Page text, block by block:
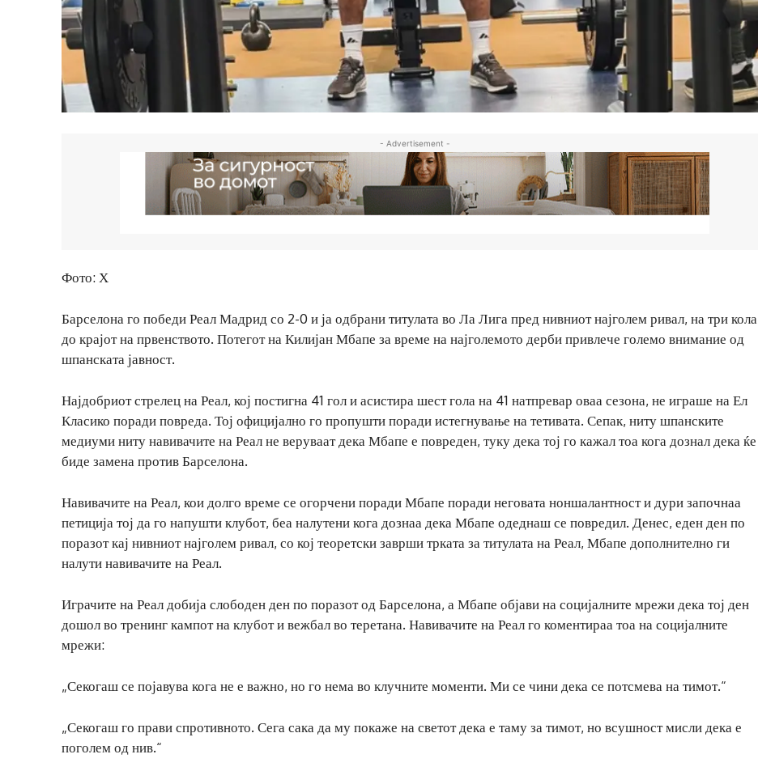
- Advertisement -
Фото: Х
Барселона го победи Реал Мадрид со 2-0 и ја одбрани титулата во Ла Лига пред нивниот најголем ривал, на три кола
до крајот на првенството. Потегот на Килијан Мбапе за време на најголемото дерби привлече големо внимание од
шпанската јавност.
Најдобриот стрелец на Реал, кој постигна 41 гол и асистира шест гола на 41 натпревар оваа сезона, не играше на Ел
Класико поради повреда. Тој официјално го пропушти поради истегнување на тетивата. Сепак, ниту шпанските
медиуми ниту навивачите на Реал не веруваат дека Мбапе е повреден, туку дека тој го кажал тоа кога дознал дека ќе
биде замена против Барселона.
Навивачите на Реал, кои долго време се огорчени поради Мбапе поради неговата ноншалантност и дури започнаа
петиција тој да го напушти клубот, беа налутени кога дознаа дека Мбапе одеднаш се повредил. Денес, еден ден по
поразот кај нивниот најголем ривал, со кој теоретски заврши трката за титулата на Реал, Мбапе дополнително ги
налути навивачите на Реал.
Играчите на Реал добија слободен ден по поразот од Барселона, а Мбапе објави на социјалните мрежи дека тој ден
дошол во тренинг кампот на клубот и вежбал во теретана. Навивачите на Реал го коментираа тоа на социјалните
мрежи:
„Секогаш се појавува кога не е важно, но го нема во клучните моменти. Ми се чини дека се потсмева на тимот.“
„Секогаш го прави спротивното. Сега сака да му покаже на светот дека е таму за тимот, но всушност мисли дека е
поголем од нив.“